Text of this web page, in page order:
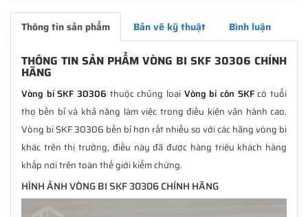
Thông tin sản phẩm Bản vẽ kỹ thuật Bình luận
THÔNG TIN SẢN PHẨM VÒNG BI SKF 30306 CHÍNH
HÃNG
Vòng bi SKF 30306 thuộc chủng loại Vòng bi côn SKFcó tuổi
thọ bền bỉ và khả năng làm việc trong điều kiện vận hành cao.
Vòng bi SKF 30306 bền bỉ hơn rất nhiều so với các hãng vòng bi
khác trên thị trường, điều này đã được hàng triệu khách hàng
khắp nơi trên toàn thế giới kiểm chứng.
HÌNH ẢNH VÒNG BI SKF 30306 CHÍNH HÃNG